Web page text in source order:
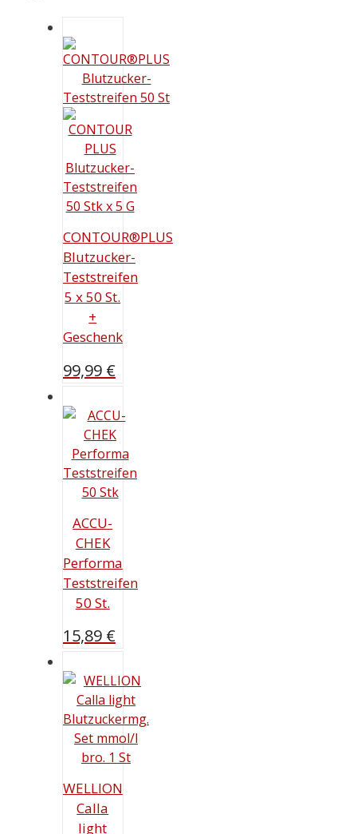
CONTOUR®PLUS
Blutzucker-
Teststreifen
5 x 50 St.
+
Geschenk
99,99 €
ACCU-
CHEK
Performa
Teststreifen
50 St.
15,89 €
WELLION
Calla
light